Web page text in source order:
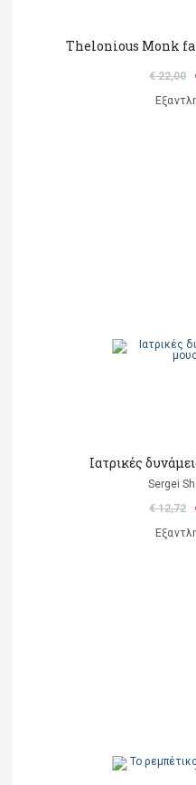
Thelonious Monk
€ 22,00
Ιατρικές
Sergei
€ 12,72